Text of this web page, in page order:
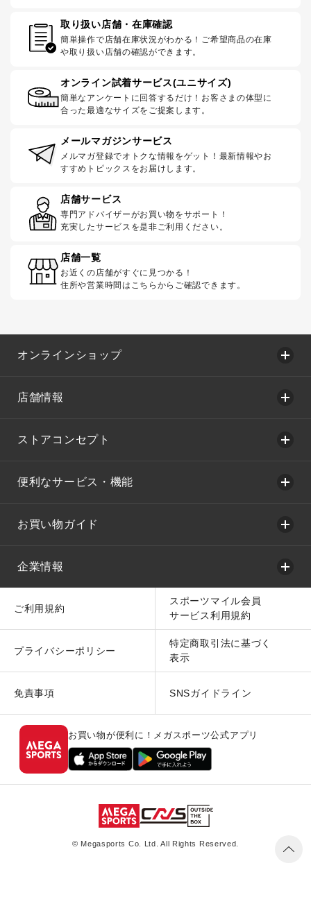
取り扱い店舗・在庫確認
簡単操作で店舗在庫状況がわかる！ご希望商品の在庫
や取り扱い店舗の確認ができます。
オンライン試着サービス(ユニサイズ)
簡単なアンケートに回答するだけ！お客さまの体型に
合った最適なサイズをご提案します。
メールマガジンサービス
メルマガ登録でオトクな情報をゲット！最新情報やお
すすめトピックスをお届けします。
店舗サービス
専門アドバイザーがお買い物をサポート！
充実したサービスを是非ご利用ください。
店舗一覧
お近くの店舗がすぐに見つかる！
住所や営業時間はこちらからご確認できます。
オンラインショップ
店舗情報
ストアコンセプト
便利なサービス・機能
お買い物ガイド
企業情報
ご利用規約
スポーツマイル会員
サービス利用規約
プライバシーポリシー
特定商取引法に基づく
表示
免責事項 SNSガイドライン
お買い物が便利に！メガスポーツ公式アプリ
© Megasports Co. Ltd. All Rights Reserved.